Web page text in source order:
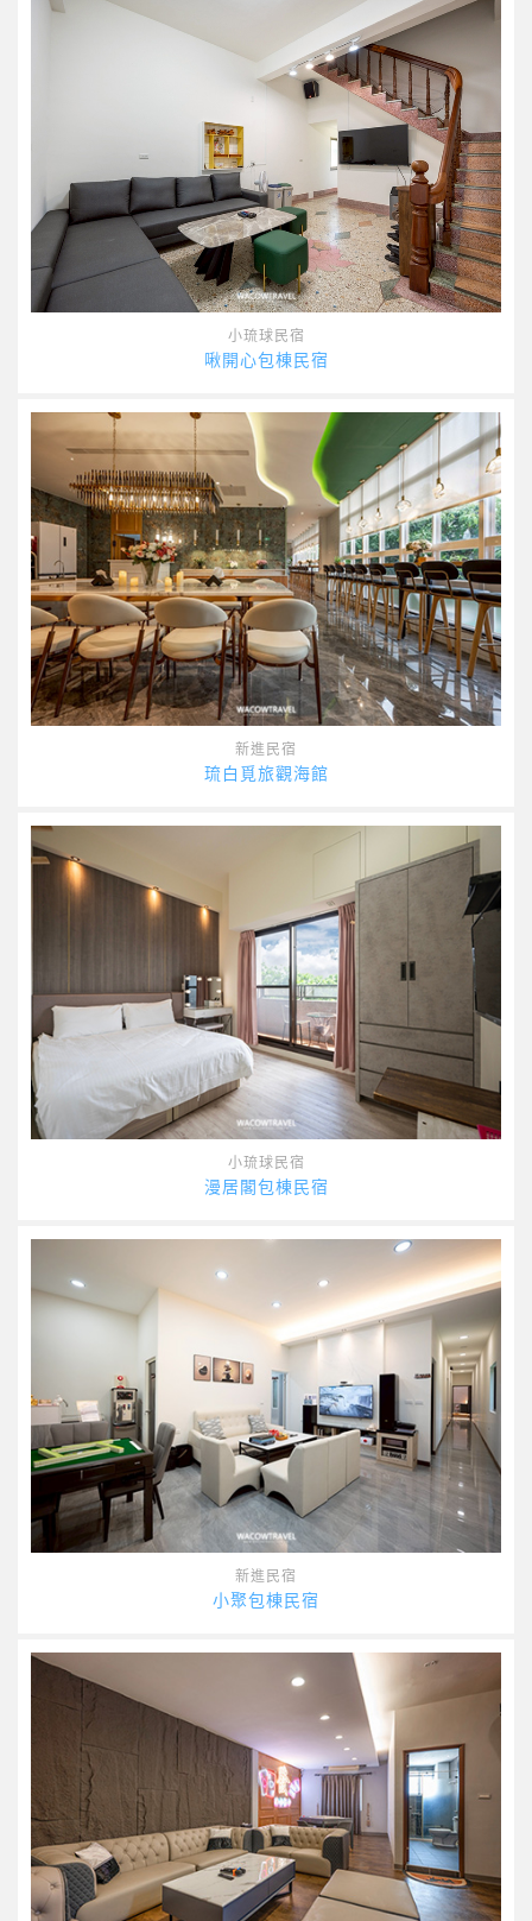
小琉球民宿
啾開心包棟民宿
新進民宿
琉白覓旅觀海館
小琉球民宿
漫居閣包棟民宿
新進民宿
小聚包棟民宿